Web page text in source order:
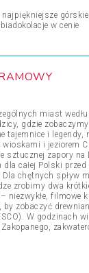
w cenie
miast
gdzie
tajemnice i legendy,
wioskami i jeziorem
sztucznej zapory
dla całej Polski
chętnych spływ
zrobimy dwa
– niezwykłe, filmowe
by zobaczyć
W godzinach